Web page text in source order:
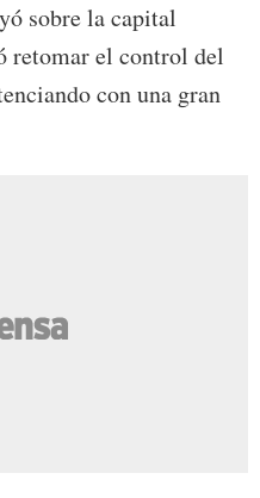
sobre la capital
el control del
con una gran